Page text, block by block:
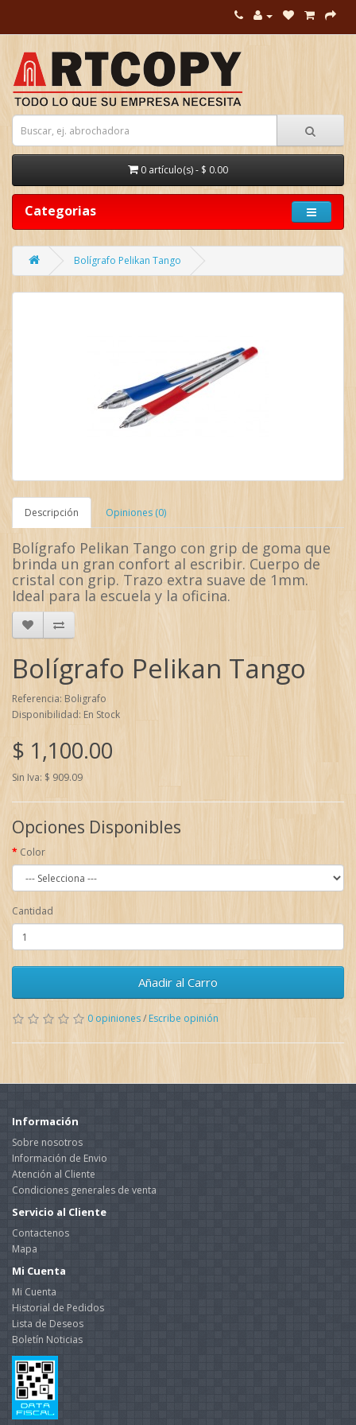
0 artículo(s) - $ 0.00
Categorias
Bolígrafo Pelikan Tango
Descripción Opiniones (0)
Bolígrafo Pelikan Tango con grip de goma que
brinda un gran confort al escribir. Cuerpo de
cristal con grip. Trazo extra suave de 1mm.
Ideal para la escuela y la oficina.
Bolígrafo Pelikan Tango
Referencia: Boligrafo
Disponibilidad: En Stock
$ 1,100.00
Sin Iva: $ 909.09
Opciones Disponibles
Color
Cantidad
Añadir al Carro
0 opiniones/ Escribe opinión
Información
Sobre nosotros
Información de Envio
Atención al Cliente
Condiciones generales de venta
Servicio al Cliente
Contactenos
Mapa
Mi Cuenta
Mi Cuenta
Historial de Pedidos
Lista de Deseos
Boletín Noticias